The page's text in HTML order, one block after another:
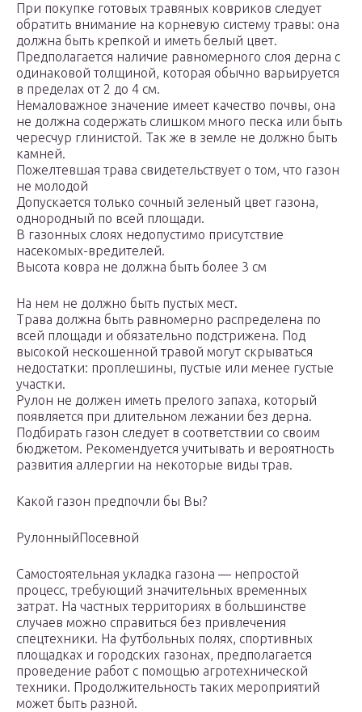
При покупке готовых травяных ковриков следует
обратить внимание на корневую систему травы: она
должна быть крепкой и иметь белый цвет.
Предполагается наличие равномерного слоя дерна с
одинаковой толщиной, которая обычно варьируется
в пределах от 2 до 4 см.
Немаловажное значение имеет качество почвы, она
не должна содержать слишком много песка или быть
чересчур глинистой. Так же в земле не должно быть
камней.
Пожелтевшая трава свидетельствует о том, что газон
не молодой
Допускается только сочный зеленый цвет газона,
однородный по всей площади.
В газонных слоях недопустимо присутствие
насекомых-вредителей.
Высота ковра не должна быть более 3 см
На нем не должно быть пустых мест.
Трава должна быть равномерно распределена по
всей площади и обязательно подстрижена. Под
высокой нескошенной травой могут скрываться
недостатки: проплешины, пустые или менее густые
участки.
Рулон не должен иметь прелого запаха, который
появляется при длительном лежании без дерна.
Подбирать газон следует в соответствии со своим
бюджетом. Рекомендуется учитывать и вероятность
развития аллергии на некоторые виды трав.
Какой газон предпочли бы Вы?
РулонныйПосевной
Самостоятельная укладка газона — непростой
процесс, требующий значительных временных
затрат. На частных территориях в большинстве
случаев можно справиться без привлечения
спецтехники. На футбольных полях, спортивных
площадках и городских газонах, предполагается
проведение работ с помощью агротехнической
техники. Продолжительность таких мероприятий
может быть разной.